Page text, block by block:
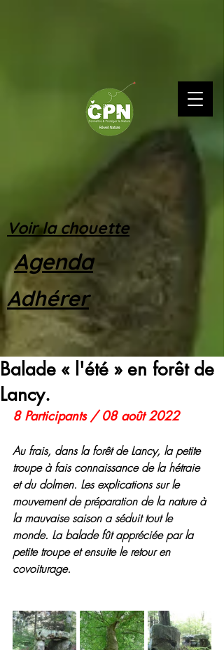
Voir la chouette
Adhérer
Agenda
Balade « l'été » en forêt de
Lancy.
8 Participants / 08 août 2022
Au frais, dans la forêt de Lancy, la petite
troupe à fais connaissance de la hétraie
et du dolmen. Les explications sur le
mouvement de préparation de la nature à
la mauvaise saison a séduit tout le
monde. La balade fût appréciée par la
petite troupe et ensuite le retour en
covoiturage.